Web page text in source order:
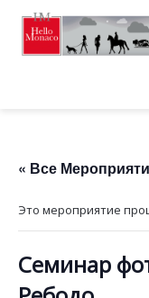
« Все
Это мероприятие
Семинар